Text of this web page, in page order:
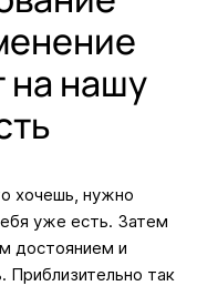
на нашу
хочешь, нужно
уже есть. Затем
достоянием и
Приблизительно так